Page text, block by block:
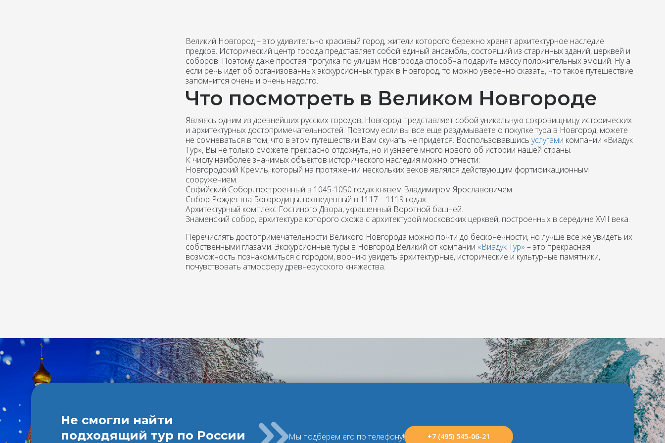
Великий Новгород – это удивительно красивый город, жители которого бережно хранят архитектурное наследие
предков. Исторический центр города представляет собой единый ансамбль, состоящий из старинных зданий, церквей и
соборов. Поэтому даже простая прогулка по улицам Новгорода способна подарить массу положительных эмоций. Ну а
если речь идет об организованных экскурсионных турах в Новгород, то можно уверенно сказать, что такое путешествие
запомнится очень и очень надолго.
Что посмотреть в Великом Новгороде
Являясь одним из древнейших русских городов, Новгород представляет собой уникальную сокровищницу исторических
и архитектурных достопримечательностей. Поэтому если вы все еще раздумываете о покупке тура в Новгород, можете
не сомневаться в том, что в этом путешествии Вам скучать не придется. Воспользовавшись услугами компании «Виадук
Тур», Вы не только сможете прекрасно отдохнуть, но и узнаете много нового об истории нашей страны.
К числу наиболее значимых объектов исторического наследия можно отнести:
Новгородский Кремль, который на протяжении нескольких веков являлся действующим фортификационным
сооружением.
Софийский Собор, построенный в 1045-1050 годах князем Владимиром Ярославовичем.
Собор Рождества Богородицы, возведенный в 1117 – 1119 годах.
Архитектурный комплекс Гостиного Двора, украшенный Воротной башней.
Знаменский собор, архитектура которого схожа с архитектурой московских церквей, построенных в середине XVII века.
Перечислять достопримечательности Великого Новгорода можно почти до бесконечности, но лучше все же увидеть их
собственными глазами. Экскурсионные туры в Новгород Великий от компании «Виадук Тур» – это прекрасная
возможность познакомиться с городом, воочию увидеть архитектурные, исторические и культурные памятники,
почувствовать атмосферу древнерусского княжества.
Не смогли найти
подходящий тур по России
Мы подберем его по телефону! +7 (495) 545-06-21